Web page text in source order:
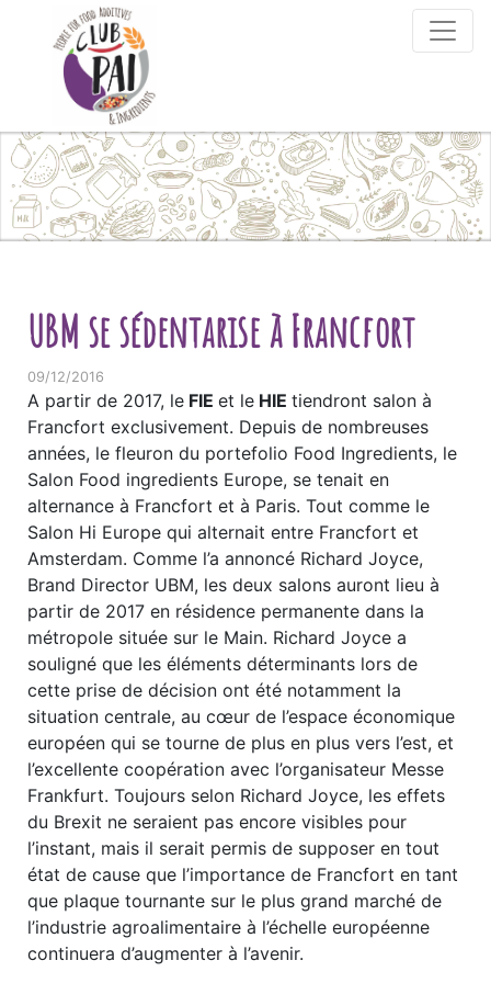
Skip to content
UBM se sédentarise à Francfort
09/12/2016
A partir de 2017, le FIE et le HIE tiendront salon à
Francfort exclusivement. Depuis de nombreuses
années, le fleuron du portefolio Food Ingredients, le
Salon Food ingredients Europe, se tenait en
alternance à Francfort et à Paris. Tout comme le
Salon Hi Europe qui alternait entre Francfort et
Amsterdam. Comme l’a annoncé Richard Joyce,
Brand Director UBM, les deux salons auront lieu à
partir de 2017 en résidence permanente dans la
métropole située sur le Main. Richard Joyce a
souligné que les éléments déterminants lors de
cette prise de décision ont été notamment la
situation centrale, au cœur de l’espace économique
européen qui se tourne de plus en plus vers l’est, et
l’excellente coopération avec l’organisateur Messe
Frankfurt. Toujours selon Richard Joyce, les effets
du Brexit ne seraient pas encore visibles pour
l’instant, mais il serait permis de supposer en tout
état de cause que l’importance de Francfort en tant
que plaque tournante sur le plus grand marché de
l’industrie agroalimentaire à l’échelle européenne
continuera d’augmenter à l’avenir.